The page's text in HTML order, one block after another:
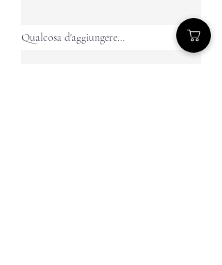
Qualcosa d'aggiungere...